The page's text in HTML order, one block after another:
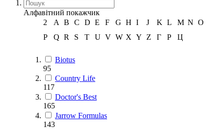
Алфавітний покажчик
2
A B C D E F G H I J K L M N O
P
Q R S T U V W X Y Z Г Р Ц
Biotus
95
Country Life
117
Doctor's Best
165
Jarrow Formulas
143